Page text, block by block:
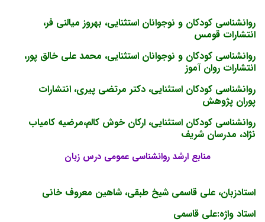
روانشناسی کودکان و نوجوانان استثنایی، بهروز میالنی فر،
انتشارات قومس
روانشناسی کودکان و نوجوانان استثنایی، محمد علی خالق پور،
انتشارات روان آموز
روانشناسی کودکان استثنایی، دکتر مرتضی پیری، انتشارات
پوران پژوهش
روانشناسی کودکان استثنایی، ارکان خوش کالم،مرضیه کامیاب
نژاد، مدرسان شریف
منابع ارشد روانشناسی عمومی درس زبان
استادزبان، علی قاسمی شیخ طبقی، شاهین معروف خانی
استاد واژه:علی قاسمی